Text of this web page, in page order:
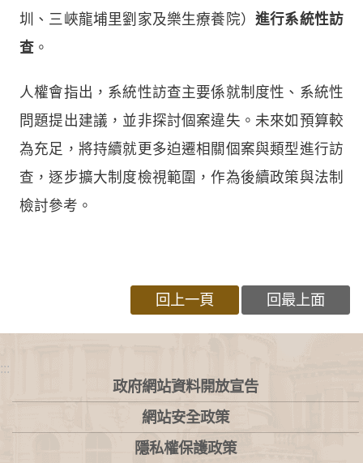
圳、三峽龍埔里劉家及樂生療養院）進行系統性訪
查 。
人權會指出，系統性訪查主要係就制度性、系統性
問題提出建議，並非探討個案違失。未來如預算較
為充足，將持續就更多迫遷相關個案與類型進行訪
查，逐步擴大制度檢視範圍，作為後續政策與法制
檢討參考。
回上一頁 回最上面
:::
政府網站資料開放宣告
網站安全政策
隱私權保護政策